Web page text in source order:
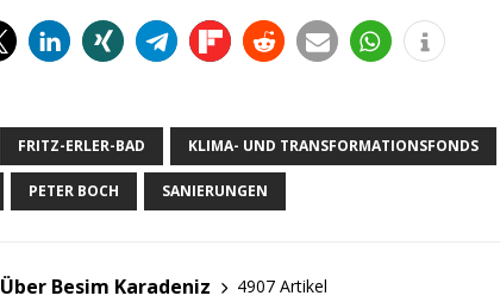
FRITZ-ERLER-BAD KLIMA- UND TRANSFORMATIONSFONDS
PETER BOCH SANIERUNGEN
Über Besim Karadeniz
4907 Artikel